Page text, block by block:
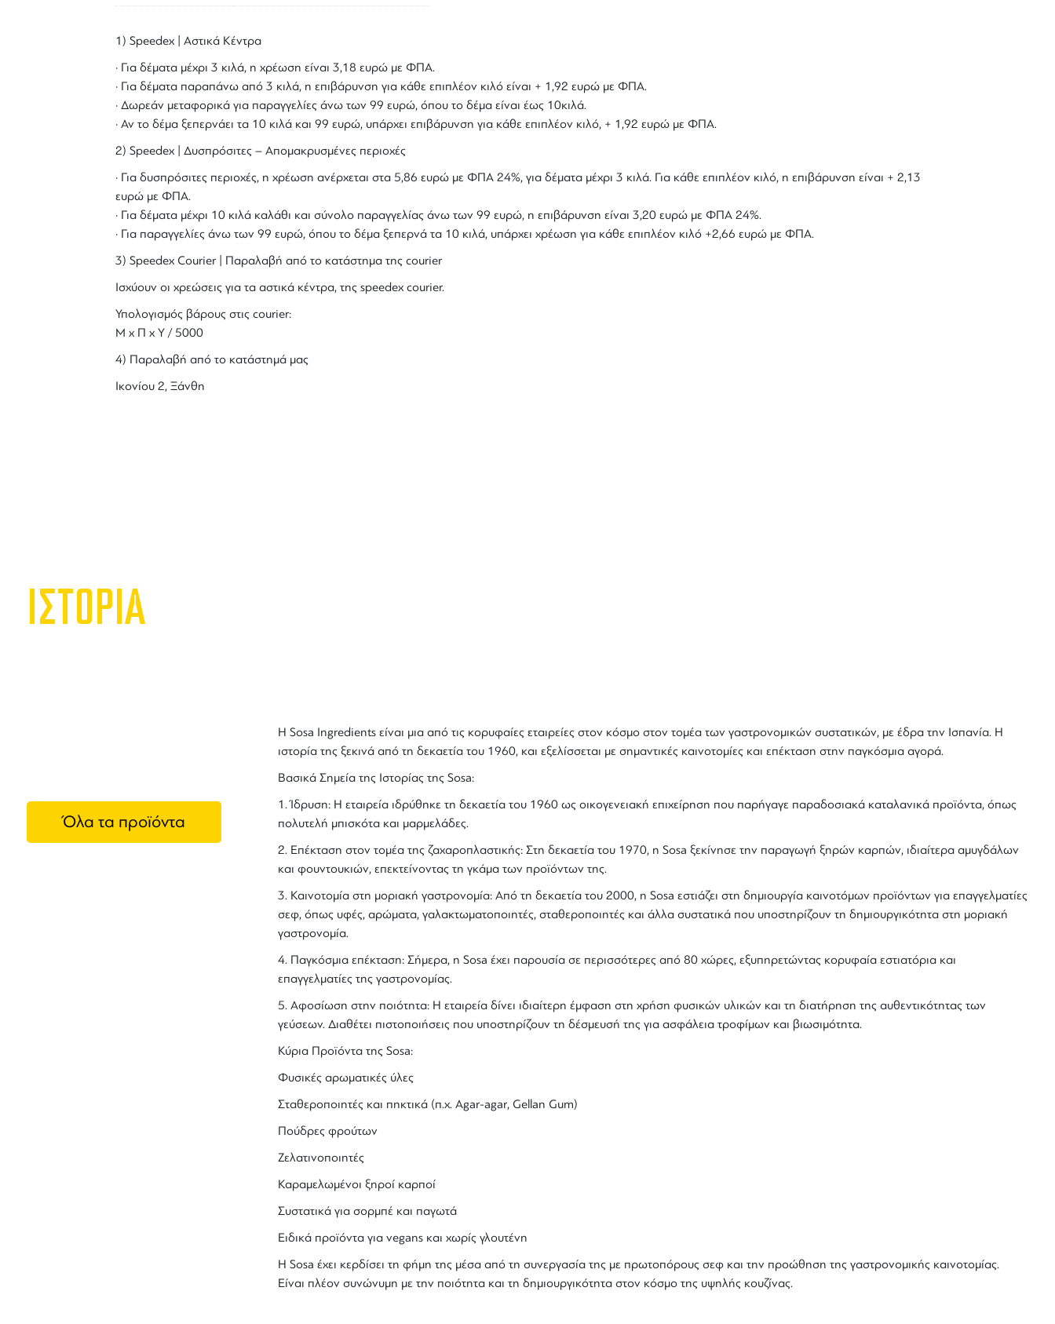
1) Speedex | Αστικά Κέντρα
· Για δέματα μέχρι 3 κιλά, η χρέωση είναι 3,18 ευρώ με ΦΠΑ.
· Για δέματα παραπάνω από 3 κιλά, η επιβάρυνση για κάθε επιπλέον κιλό είναι + 1,92 ευρώ με ΦΠΑ.
· Δωρεάν μεταφορικά για παραγγελίες άνω των 99 ευρώ, όπου το δέμα είναι έως 10κιλά.
· Αν το δέμα ξεπερνάει τα 10 κιλά και 99 ευρώ, υπάρχει επιβάρυνση για κάθε επιπλέον κιλό, + 1,92 ευρώ με ΦΠΑ.
2) Speedex | Δυσπρόσιτες – Απομακρυσμένες περιοχές
· Για δυσπρόσιτες περιοχές, η χρέωση ανέρχεται στα 5,86 ευρώ με ΦΠΑ 24%, για δέματα μέχρι 3 κιλά. Για κάθε επιπλέον κιλό, η επιβάρυνση είναι + 2,13
ευρώ με ΦΠΑ.
· Για δέματα μέχρι 10 κιλά καλάθι και σύνολο παραγγελίας άνω των 99 ευρώ, η επιβάρυνση είναι 3,20 ευρώ με ΦΠΑ 24%.
· Για παραγγελίες άνω των 99 ευρώ, όπου το δέμα ξεπερνά τα 10 κιλά, υπάρχει χρέωση για κάθε επιπλέον κιλό +2,66 ευρώ με ΦΠΑ.
3) Speedex Courier | Παραλαβή από το κατάστημα της courier
Ισχύουν οι χρεώσεις για τα αστικά κέντρα, της speedex courier.
Υπολογισμός βάρους στις courier:
Μ x Π x Y / 5000
4) Παραλαβή από το κατάστημά μας
Ικονίου 2, Ξάνθη
ΙΣΤΟΡΙΑ
Όλα τα προϊόντα
Η Sosa Ingredientsείναι μια από τις κορυφαίες εταιρείες στον κόσμο στον τομέα των γαστρονομικών συστατικών, με έδρα την Ισπανία. Η
ιστορία της ξεκινά από τη δεκαετία του 1960, και εξελίσσεται με σημαντικές καινοτομίες και επέκταση στην παγκόσμια αγορά.
Βασικά Σημεία της Ιστορίας της Sosa:
1.Ίδρυση: Η εταιρεία ιδρύθηκε τη δεκαετία του 1960 ως οικογενειακή επιχείρηση που παρήγαγε παραδοσιακά καταλανικά προϊόντα, όπως
πολυτελή μπισκότα και μαρμελάδες.
2. Επέκταση στον τομέα της ζαχαροπλαστικής: Στη δεκαετία του 1970, η Sosa ξεκίνησε την παραγωγή ξηρών καρπών, ιδιαίτερα αμυγδάλων
και φουντουκιών, επεκτείνοντας τη γκάμα των προϊόντων της.
3. Καινοτομία στη μοριακή γαστρονομία: Από τη δεκαετία του 2000, η Sosa εστιάζει στη δημιουργία καινοτόμων προϊόντων για επαγγελματίες
σεφ, όπως υφές, αρώματα, γαλακτωματοποιητές, σταθεροποιητές και άλλα συστατικά που υποστηρίζουν τη δημιουργικότητα στη μοριακή
γαστρονομία.
4. Παγκόσμια επέκταση: Σήμερα, η Sosa έχει παρουσία σε περισσότερες από 80 χώρες, εξυπηρετώντας κορυφαία εστιατόριακαι
επαγγελματίες της γαστρονομίας.
5. Αφοσίωση στην ποιότητα: Η εταιρεία δίνει ιδιαίτερη έμφαση στη χρήση φυσικών υλικών και τη διατήρηση της αυθεντικότητας των
γεύσεων. Διαθέτει πιστοποιήσεις που υποστηρίζουν τη δέσμευσή της για ασφάλεια τροφίμων και βιωσιμότητα.
Κύρια Προϊόντα της Sosa:
Φυσικές αρωματικές ύλες
Σταθεροποιητές και πηκτικά (π.χ. Agar-agar, Gellan Gum)
Πούδρες φρούτων
Ζελατινοποιητές
Καραμελωμένοι ξηροί καρποί
Συστατικά για σορμπέ και παγωτά
Ειδικά προϊόντα για vegansκαι χωρίς γλουτένη
Η Sosa έχει κερδίσει τη φήμη της μέσα από τη συνεργασία της με πρωτοπόρους σεφ και την προώθηση της γαστρονομικής καινοτομίας.
Είναι πλέον συνώνυμη με την ποιότητα και τη δημιουργικότητα στον κόσμο της υψηλής κουζίνας.